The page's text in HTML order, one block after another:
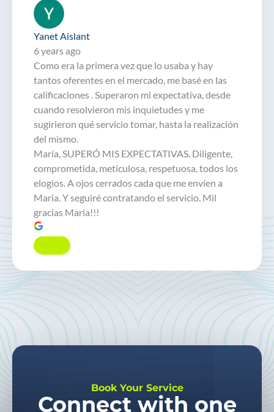
Yanet Aislant
6 years ago
Como era la primera vez que lo usaba y hay
tantos oferentes en el mercado, me basé en las
calificaciones . Superaron mi expectativa, desde
cuando resolvieron mis inquietudes y me
sugirieron qué servicio tomar, hasta la realización
del mismo.
María, SUPERÓ MIS EXPECTATIVAS. Diligente,
comprometida, meticulosa, respetuosa, todos los
elogios. A ojos cerrados cada que me envíen a
Maria. Y seguiré contratando el servicio. Mil
gracias Maria!!!
Book Your Service
Connect with one